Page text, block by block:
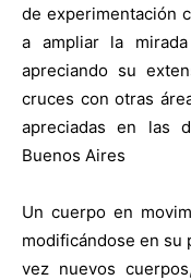
de experimentación
a ampliar la
apreciando su
cruces con otras
apreciadas en las
Buenos Aires
Un cuerpo en
modificándose en su
vez nuevos